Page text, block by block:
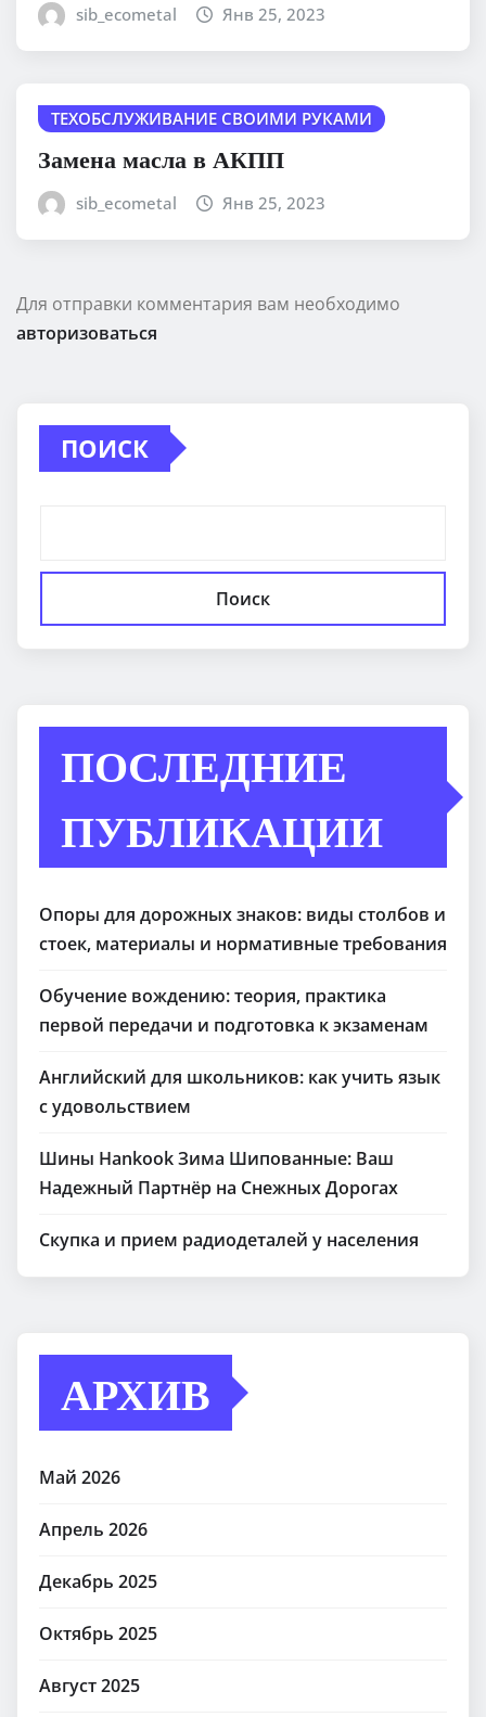
sib_ecometal Янв 25, 2023
ТЕХОБСЛУЖИВАНИЕ СВОИМИ РУКАМИ
Замена масла в АКПП
sib_ecometal Янв 25, 2023
Для отправки комментария вам необходимо
авторизоваться
ПОИСК
Поиск
ПОСЛЕДНИЕ
ПУБЛИКАЦИИ
Опоры для дорожных знаков: виды столбов и
стоек, материалы и нормативные требования
Обучение вождению: теория, практика
первой передачи и подготовка к экзаменам
Английский для школьников: как учить язык
с удовольствием
Шины Hankook Зима Шипованные: Ваш
Надежный Партнёр на Снежных Дорогах
Скупка и прием радиодеталей у населения
АРХИВ
Май 2026
Апрель 2026
Декабрь 2025
Октябрь 2025
Август 2025